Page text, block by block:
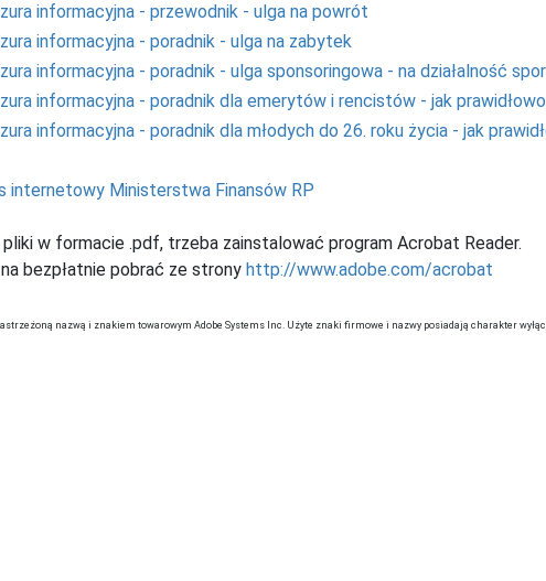
informacyjna - przewodnik - ulga na powrót
informacyjna - poradnik - ulga na zabytek
informacyjna - poradnik - ulga sponsoringowa - na działalność
informacyjna - poradnik dla emerytów i rencistów - jak
informacyjna - poradnik dla młodych do 26. roku życia - jak
internetowy Ministerstwa Finansów RP
w formacie .pdf, trzeba zainstalować program Acrobat Reader.
bezpłatnie pobrać ze strony http://www.adobe.com/acrobat
nazwą i znakiem towarowym Adobe Systems Inc. Użyte znaki firmowe i nazwy posiadają charakter